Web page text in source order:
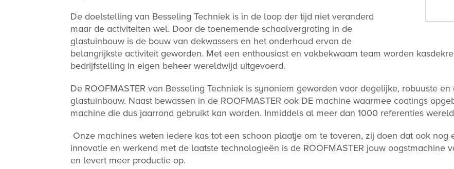
De doelstelling van Besseling Techniek is in de loop der tijd niet veranderd
maar de activiteiten wel. Door de toenemende schaalvergroting in de
glastuinbouw is de bouw van dekwassers en het onderhoud ervan de
belangrijkste activiteit geworden. Met een enthousiast en vakbekwaam team worden
bedrijfstelling in eigen beheer wereldwijd uitgevoerd.
De ROOFMASTER van Besseling Techniek is synoniem geworden voor degelijke, robuuste
glastuinbouw. Naast bewassen in de ROOFMASTER ook DE machine waarmee coatings
machine die dus jaarrond gebruikt kan worden. Inmiddels al meer dan 1000 referenties
Onze machines weten iedere kas tot een schoon plaatje om te toveren, zij doen dat ook nog
innovatie en werkend met de laatste technologieën is de ROOFMASTER jouw oogstmachine
en levert meer productie op.